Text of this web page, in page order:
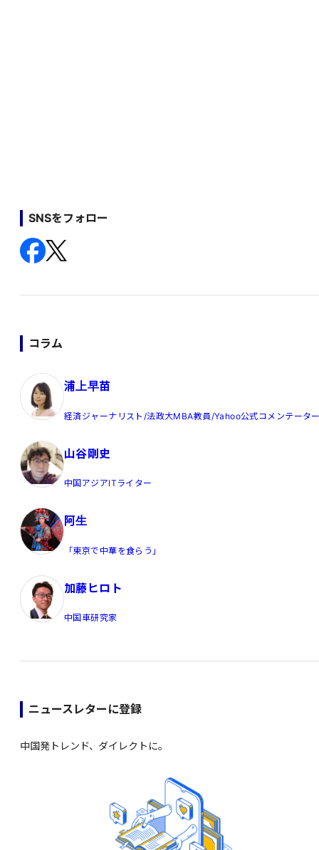
SNSをフォロー
コラム
浦上早苗
経済ジャーナリスト/法政大MBA教員/Yahoo公式コメンテータ
山谷剛史
中国アジアITライター
阿生
「東京で中華を食らう」
加藤ヒロト
中国車研究家
ニュースレターに登録
中国発トレンド、ダイレクトに。